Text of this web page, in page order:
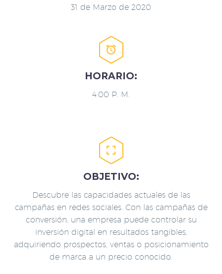
31 de Marzo de 2020


HORARIO:
4:00 P. M.


OBJETIVO:
Descubre las capacidades actuales de las
campañas en redes sociales. Con las campañas de
conversión, una empresa puede controlar su
inversión digital en resultados tangibles,
adquiriendo prospectos, ventas o posicionamiento
de marca a un precio conocido.